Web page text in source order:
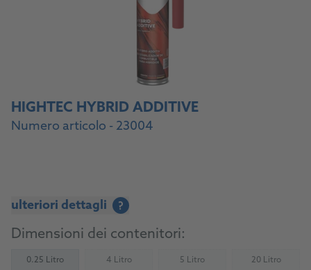
HIGHTEC HYBRID ADDITIVE
Numero articolo - 23004
ulteriori dettagli ?
Dimensioni dei contenitori:
0.25 Litro 4 Litro
(Not available) 5 Litro(Not available) 20 Litro
(Not